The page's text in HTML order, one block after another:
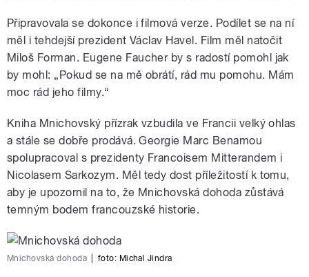
Připravovala se dokonce i filmová verze. Podílet se na ní
měl i tehdejší prezident Václav Havel. Film měl natočit
Miloš Forman. Eugene Faucher by s radostí pomohl jak
by mohl: „Pokud se na mě obrátí, rád mu pomohu. Mám
moc rád jeho filmy.“
Kniha Mnichovský přízrak vzbudila ve Francii velký ohlas
a stále se dobře prodává. Georgie Marc Benamou
spolupracoval s prezidenty Francoisem Mitterandem i
Nicolasem Sarkozym. Měl tedy dost příležitostí k tomu,
aby je upozornil na to, že Mnichovská dohoda zůstává
temným bodem francouzské historie.
Mnichovská dohoda foto: Michal Jindra